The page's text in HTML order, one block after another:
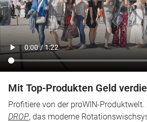
Mit Top-Produkten Geld
Profitiere von der proWIN-
DROP, das moderne